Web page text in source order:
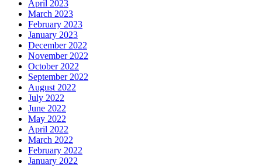
April 2023
March 2023
February 2023
January 2023
December 2022
November 2022
October 2022
September 2022
August 2022
July 2022
June 2022
May 2022
April 2022
March 2022
February 2022
January 2022